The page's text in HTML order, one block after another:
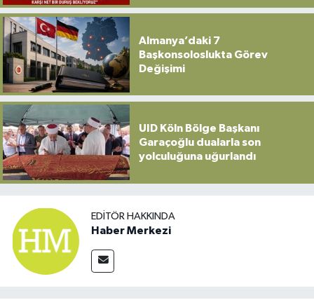
Almanya’daki 7
Başkonsoloslukta Görev
Değişimi
UID Köln Bölge Başkanı
Garaçoğlu dualarla son
yolculuğuna uğurlandı
EDITÖR HAKKINDA
Haber Merkezi